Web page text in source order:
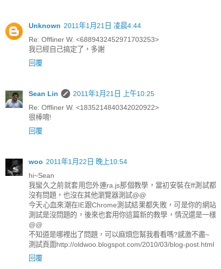
Unknown 2011年1月21日 凌晨4:44
Re: Offliner W. <6889432452971703253>
我已經自己搞定了，多謝
回覆
Sean Lin
2011年1月21日 上午10:25
Re: Offliner W. <1835214840342020922>
很棒唷!
回覆
woo 2011年1月22日 晚上10:54
hi~Sean
我蠻久之前就套用您外連ra.js那個教學，當初安裝在ff測試都
沒有問題，也沒在其他瀏覽器測試@@
今天心血來潮在IE跟Chrome測試結果都失敗，可是你的網站
測試是沒問題的，後來也套用你這篇新的教學，情況還是一樣
@@
不知道是哪裡出了問題，可以麻煩您幫我看看嗎?感激不盡~
測試頁面http://oldwoo.blogspot.com/2010/03/blog-post.html
回覆